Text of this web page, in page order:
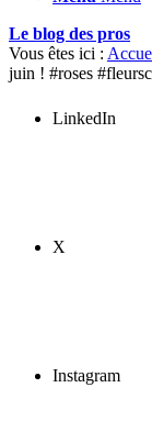
LinkedIn
X
Instagram
Le blog des pros
Vous êtes ici :
juin ! #roses